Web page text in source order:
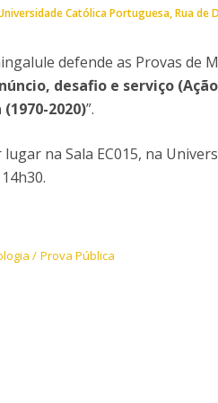
Católica Portuguesa Rua de
defende as Provas de
desafio e serviço
2020)”.
na Sala EC015, na
Prova Pública